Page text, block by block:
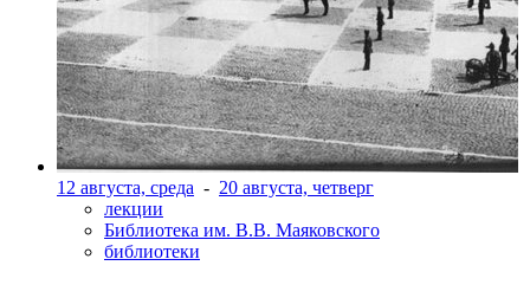
12 августа, среда - 20 августа, четверг
лекции
Библиотека им. В.В. Маяковского
библиотеки